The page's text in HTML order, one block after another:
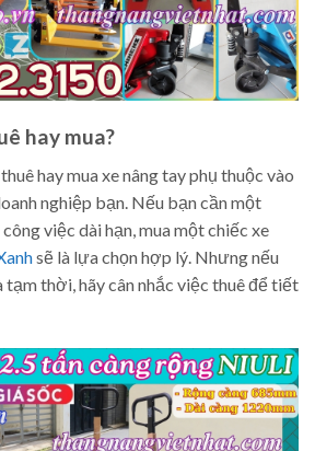
hay mua?
hay mua xe nâng tay phụ thuộc vào
nghiệp bạn. Nếu bạn cần một
việc dài hạn, mua một chiếc xe
sẽ là lựa chọn hợp lý. Nhưng nếu
tạm thời, hãy cân nhắc việc thuê để tiết